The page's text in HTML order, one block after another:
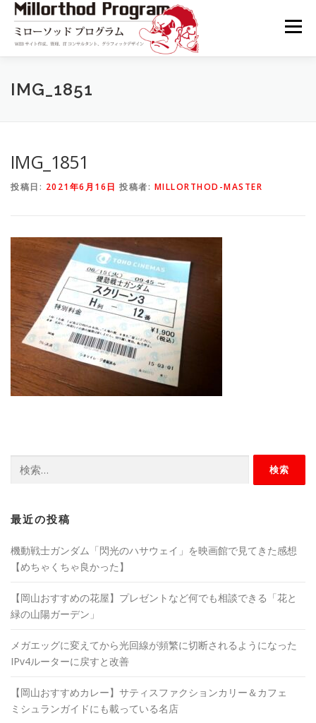
メニュー
TOP BLOG
IMG_1851
IMG_1851
投稿日: 2021年6月16日 投稿者: MILLORTHOD-MASTER
索:
最近の投稿
機動戦士ガンダム「閃光のハサウェイ」を映画館で見てきた感想
【めちゃくちゃ良かった】
【岡山おすすめの花屋】プレゼントなど何でも相談できる「花と
緑の山陽ガーデン」
メガエッグに変えてから光回線が頻繁に切断されるようになった
IPv4ルーターに戻すと改善
【岡山おすすめカレー】サティスファクションカリー＆カフェ
ミシュランガイドにも載っている名店